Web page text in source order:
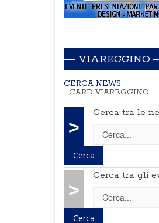
VIAREGGINO
CERCA NEWS
CARD VIAREGGINO
>
Cerca tra le
>
Cerca tra gli